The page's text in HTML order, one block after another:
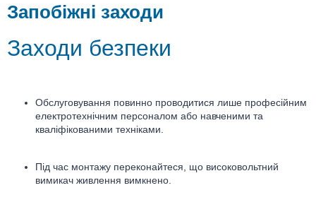
Запобіжні заходи
Заходи безпеки
Обслуговування повинно проводитися лише професійним
електротехнічним персоналом або навченими та
кваліфікованими техніками.
Під час монтажу переконайтеся, що високовольтний
вимикач живлення вимкнено.